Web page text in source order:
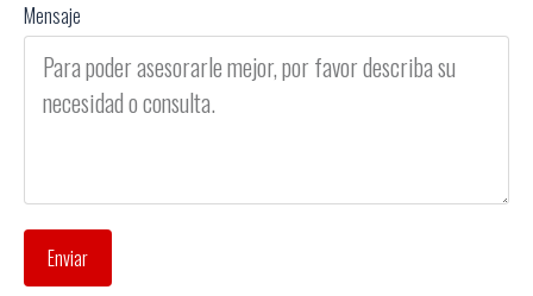
Mensaje
Enviar